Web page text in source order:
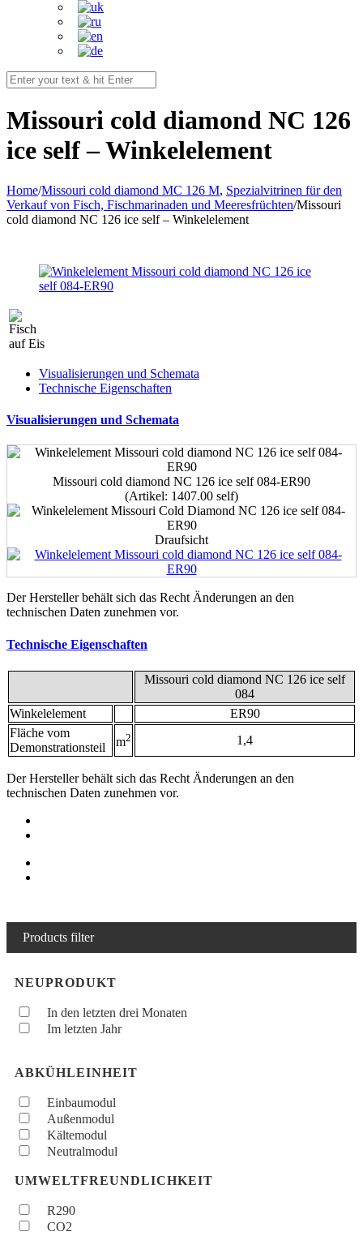
Missouri cold diamond NC 126
ice self – Winkelelement
Home/Missouri cold diamond MC 126 M, Spezialvitrinen für den
Verkauf von Fisch, Fischmarinaden und Meeresfrüchten/Missouri
cold diamond NC 126 ice self – Winkelelement
Visualisierungen und Schemata
Technische Eigenschaften
Visualisierungen und Schemata
Missouri cold diamond NC 126 ice self 084-ER90
(Artikel: 1407.00 self)
Draufsicht
Der Hersteller behält sich das Recht Änderungen an den
technischen Daten zunehmen vor.
Technische Eigenschaften
Missouri cold diamond NC 126 ice self
084
Winkelelement
ER90
Fläche vom
Demonstrationsteil
m2 1,4
Der Hersteller behält sich das Recht Änderungen an den
technischen Daten zunehmen vor.
Products filter
NEUPRODUKT
In den letzten drei Monaten
Im letzten Jahr
ABKÜHLEINHEIT
Einbaumodul
Außenmodul
Kältemodul
Neutralmodul
UMWELTFREUNDLICHKEIT
R290
CO2